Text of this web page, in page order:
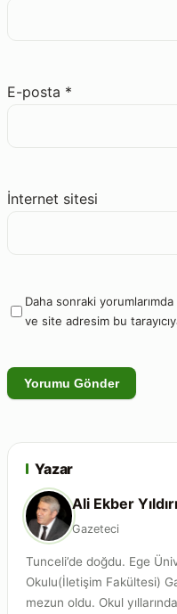
E-posta *
İnternet sitesi
Daha sonraki
ve site adresim bu
Yazar
Ali Ekber
Gazeteci
Tunceli’de doğdu. Ege
Okulu(İletişim Fakültesi)
mezun oldu. Okul